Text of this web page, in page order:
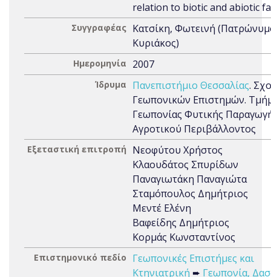
relation to biotic and abiotic
Συγγραφέας Κατσίκη, Φωτεινή
Κυριάκος)
Ημερομηνία 2007
Ίδρυμα Πανεπιστήμιο Θεσσαλίας.
Γεωπονικών Επιστημών.
Γεωπονίας Φυτικής
Αγροτικού Περιβάλλοντος
Εξεταστική επιτροπή
Νεοφύτου Χρήστος
Κλαουδάτος Σπυρίδων
Παναγιωτάκη Παναγιώτα
Σταμόπουλος Δημήτριος
Μεντέ Ελένη
Βαφείδης Δημήτριος
Κορμάς Κωνσταντίνος
Επιστημονικό πεδίο
Γεωπονικές Επιστήμες και
Κτηνιατρική ➨ Γεωπονία,